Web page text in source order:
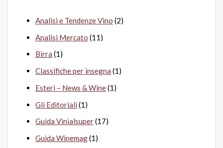
Analisi e Tendenze Vino (2)
Analisi Mercato (11)
Birra (1)
Classifiche per insegna (1)
Esteri – News & Wine(1)
Gli Editoriali (1)
Guida Vinialsuper(17)
Guida Winemag(1)